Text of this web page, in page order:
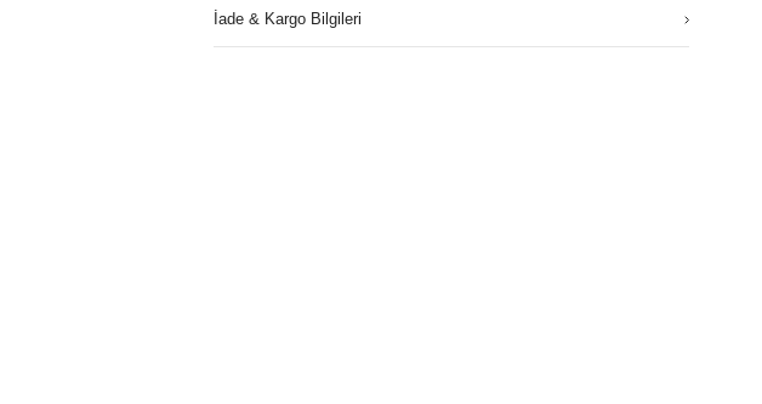
İade & Kargo Bilgileri